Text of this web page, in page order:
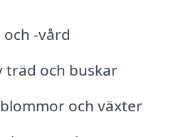
-vård
träd och buskar
och växter